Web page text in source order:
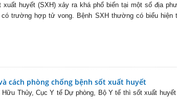
xuất huyết (SXH) xảy ra khá phổ biến tại một số địa
có trường hợp tử vong. Bệnh SXH thường có biểu hiện
cách phòng chống bệnh sốt xuất huyết
Thủy, Cục Y tế Dự phòng, Bộ Y tế thì sốt xuất huyết